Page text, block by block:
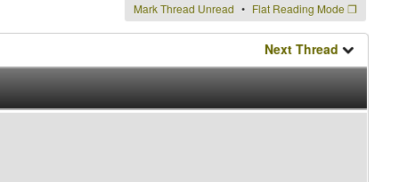
Mark Thread Unread Flat Reading Mode❐
Next Thread